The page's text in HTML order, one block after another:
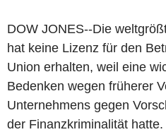
DOW JONES--Die
hat keine Lizenz für den
Union erhalten, weil eine
Bedenken wegen früherer
Unternehmens gegen
der Finanzkriminalität